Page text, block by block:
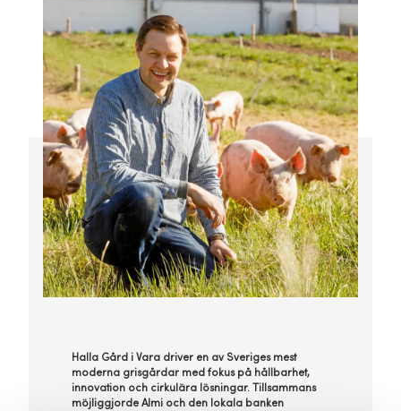
Halla Gård i Vara driver en av Sveriges mest
moderna grisgårdar med fokus på hållbarhet,
innovation och cirkulära lösningar. Tillsammans
möjliggjorde Almi och den lokala banken